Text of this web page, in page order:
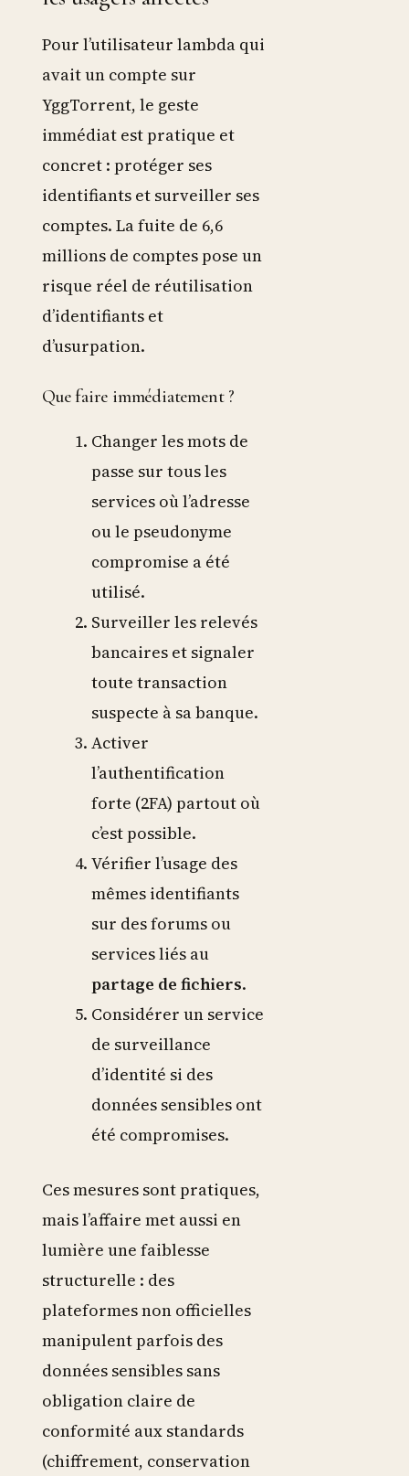
Pour l’utilisateur lambda qui
avait un compte sur
YggTorrent, le geste
immédiat est pratique et
concret : protéger ses
identifiants et surveiller ses
comptes. La fuite de 6,6
millions de comptes pose un
risque réel de réutilisation
d’identifiants et
d’usurpation.
Que faire immédiatement ?
Changer les mots de
passe sur tous les
services où l’adresse
ou le pseudonyme
compromise a été
utilisé.
Surveiller les relevés
bancaires et signaler
toute transaction
suspecte à sa banque.
Activer
l’authentification
forte (2FA) partout où
c’est possible.
Vérifier l’usage des
mêmes identifiants
sur des forums ou
services liés au
partage de fichiers.
Considérer un service
de surveillance
d’identité si des
données sensibles ont
été compromises.
Ces mesures sont pratiques,
mais l’affaire met aussi en
lumière une faiblesse
structurelle : des
plateformes non officielles
manipulent parfois des
données sensibles sans
obligation claire de
conformité aux standards
(chiffrement, conservation